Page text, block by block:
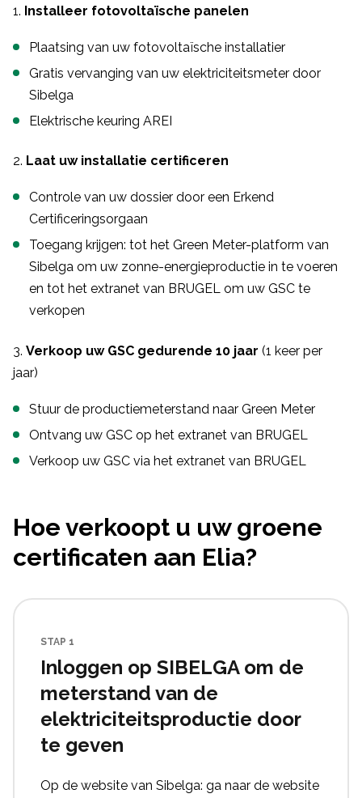
Installeer fotovoltaïsche panelen
Plaatsing van uw fotovoltaïsche installatier
Gratis vervanging van uw elektriciteitsmeter door
Sibelga
Elektrische keuring AREI
Laat uw installatie certificeren
Controle van uw dossier door een Erkend
Certificeringsorgaan
Toegang krijgen: tot het Green Meter-platform van
Sibelga om uw zonne-energieproductie in te voeren
en tot het extranet van BRUGEL om uw GSC te
verkopen
Verkoop uw GSC gedurende 10 jaar (1 keer per
jaar)
Stuur de productiemeterstand naar Green Meter
Ontvang uw GSC op het extranet van BRUGEL
Verkoop uw GSC via het extranet van BRUGEL
Hoe verkoopt u uw groene
certificaten aan Elia?
STAP 1
Inloggen op SIBELGA om de
meterstand van de
elektriciteitsproductie door
te geven
Op de website van Sibelga: ga naar de website